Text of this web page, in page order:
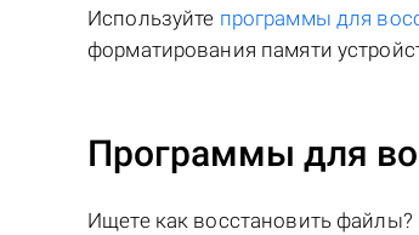
Используйте программы для
форматирования памяти
Программы для
Ищете как восстановить файлы?